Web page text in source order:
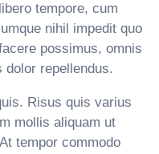
tempore, cum
nihil impedit quo
possimus, omnis
dolor repellendus.
Risus quis varius
mollis aliquam ut
tempor commodo